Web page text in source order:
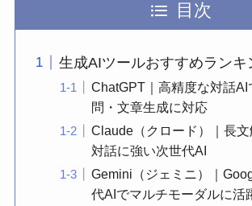
目次
生成AIツールおすすめランキ
ChatGPT｜高精度な対話AI
問・文章生成に対応
Claude（クロード）｜長
対話に強い次世代AI
Gemini（ジェミニ）｜
代AIでマルチモーダルに活